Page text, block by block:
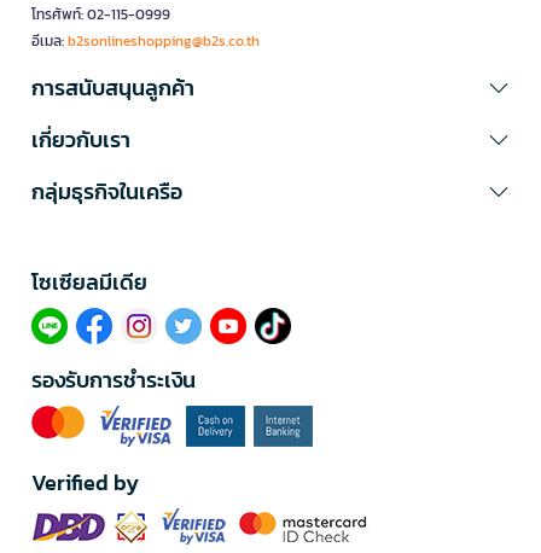
โทรศัพท์: 02-115-0999
อีเมล:b2sonlineshopping@b2s.co.th
การสนับสนุนลูกค้า
เกี่ยวกับเรา
กลุ่มธุรกิจในเครือ
โซเซียลมีเดีย​
รองรับการชำระเงิน
Verified by